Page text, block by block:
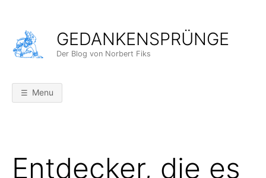
content
GEDANKENSPRÜNGE
Der Blog von Norbert Fiks
Menu
Entdecker, die es